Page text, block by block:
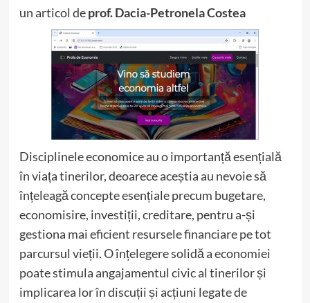
un articol deprof. Dacia-Petronela Costea
Disciplinele economice au o importanță esențială
în viața tinerilor, deoarece aceștia au nevoie să
înțeleagă concepte esențiale precum bugetare,
economisire, investiții, creditare, pentru a-și
gestiona mai eficient resursele financiare pe tot
parcursul vieții. O înțelegere solidă a economiei
poate stimula angajamentul civic al tinerilor și
implicarea lor în discuții și acțiuni legate de